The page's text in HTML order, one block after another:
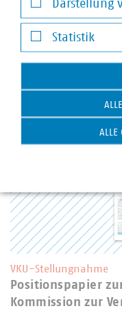
VKU-Stellungnahme
PDF Download
VKU-Stellungnahme
Positionspapier
Kommission zur
Darstellung
Darstellung von
Statistik
Statistik
ALLE